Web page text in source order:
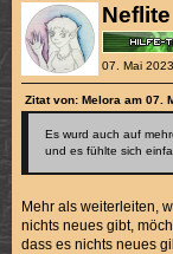
Neflite
07. Mai
Zitat von: Melora am 07.
Es wurd auch auf
und es fühlte sich
Mehr als weiterleiten,
nichts neues gibt,
dass es nichts neues